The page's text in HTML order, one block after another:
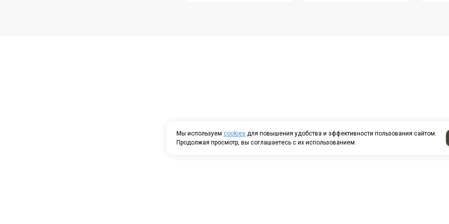
Мы используем cookies для повышения удобства и эффективности пользования сайтом.
Продолжая просмотр, вы соглашаетесь с их использованием.